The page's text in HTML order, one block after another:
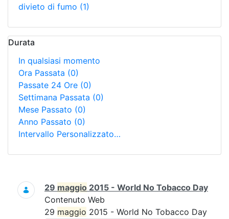
divieto di fumo (1)
Durata
In qualsiasi momento
Ora Passata (0)
Passate 24 Ore (0)
Settimana Passata (0)
Mese Passato (0)
Anno Passato (0)
Intervallo Personalizzato…
Ricerca
29 maggio 2015 - World No Tobacco Day
Contenuto Web
29 maggio 2015 - World No Tobacco Day